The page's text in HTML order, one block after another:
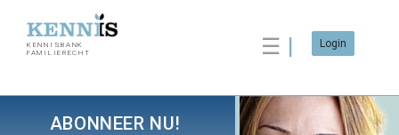
KENNISBANK
FAMILIERECHT
☰ Login
ABONNEER NU!